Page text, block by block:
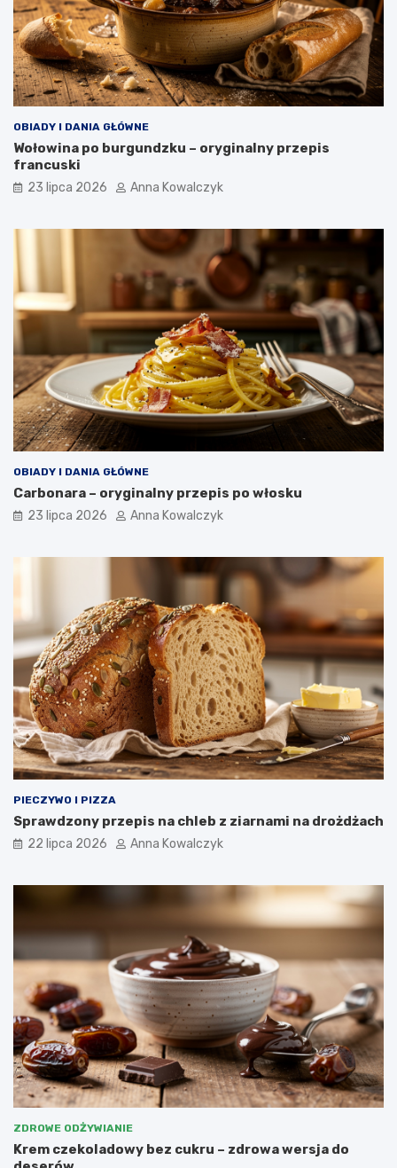
OBIADY I DANIA GŁÓWNE
Wołowina po burgundzku – oryginalny przepis
francuski
23 lipca 2026 Anna Kowalczyk
OBIADY I DANIA GŁÓWNE
Carbonara – oryginalny przepis po włosku
23 lipca 2026 Anna Kowalczyk
PIECZYWO I PIZZA
Sprawdzony przepis na chleb z ziarnami na drożdżach
22 lipca 2026 Anna Kowalczyk
ZDROWE ODŻYWIANIE
Krem czekoladowy bez cukru – zdrowa wersja do